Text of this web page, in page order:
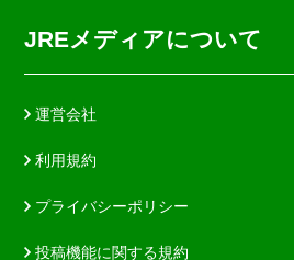
JREメディアについて
運営会社
利用規約
プライバシーポリシー
投稿機能に関する規約